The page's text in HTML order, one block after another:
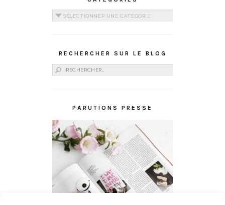
Catégories
RECHERCHER SUR LE BLOG
Rechercher :
PARUTIONS PRESSE